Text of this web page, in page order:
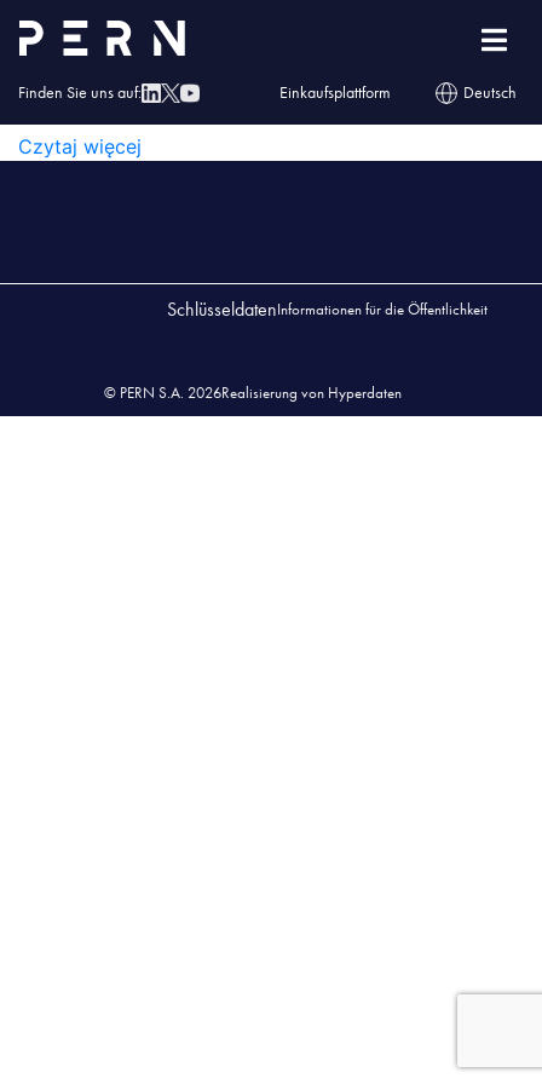
Finden Sie uns auf: Einkaufsplattform Deutsch
Wykaz Przedsiębiorstw 202304
WYKAZ PRZEDSIĘBIORSTW 202304
Czytaj więcej
SchlüsseldatenInformationen für die Öffentlichkeit
© PERN S.A. 2026Realisierung von Hyperdaten